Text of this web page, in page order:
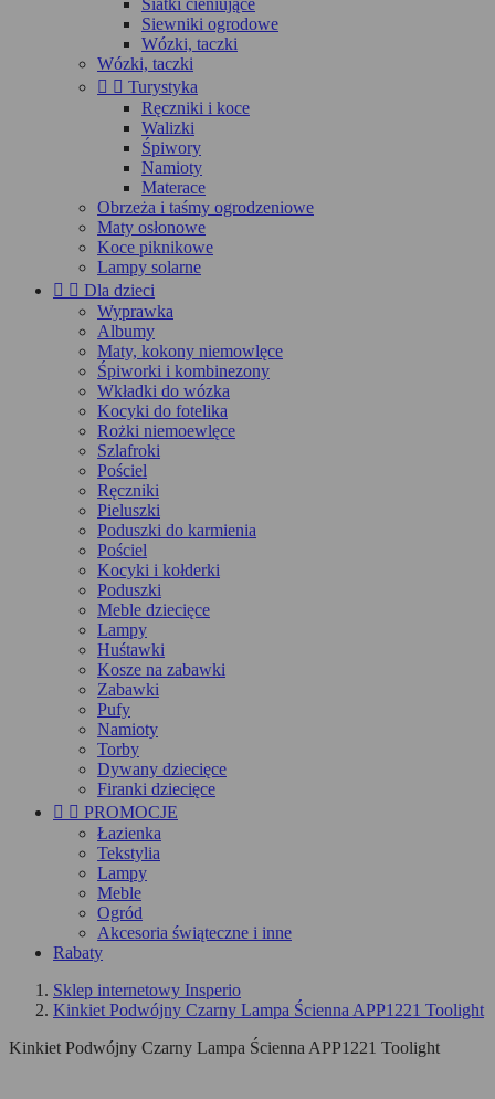
Siatki cieniujące
Siewniki ogrodowe
Wózki, taczki
Wózki, taczki
  Turystyka
Ręczniki i koce
Walizki
Śpiwory
Namioty
Materace
Obrzeża i taśmy ogrodzeniowe
Maty osłonowe
Koce piknikowe
Lampy solarne
  Dla dzieci
Wyprawka
Albumy
Maty, kokony niemowlęce
Śpiworki i kombinezony
Wkładki do wózka
Kocyki do fotelika
Rożki niemoewlęce
Szlafroki
Pościel
Ręczniki
Pieluszki
Poduszki do karmienia
Pościel
Kocyki i kołderki
Poduszki
Meble dziecięce
Lampy
Huśtawki
Kosze na zabawki
Zabawki
Pufy
Namioty
Torby
Dywany dziecięce
Firanki dziecięce
  PROMOCJE
Łazienka
Tekstylia
Lampy
Meble
Ogród
Akcesoria świąteczne i inne
Rabaty
Sklep internetowy Insperio
Kinkiet Podwójny Czarny Lampa Ścienna APP1221 Toolight
Kinkiet Podwójny Czarny Lampa Ścienna APP1221 Toolight